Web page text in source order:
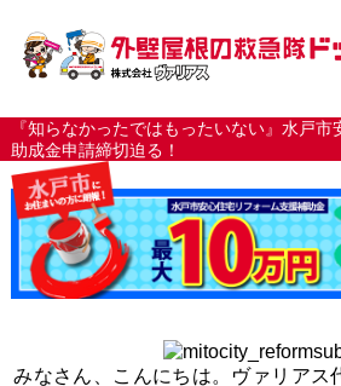
『知らなかったではもったいない』水戸
助成金申請締切迫る！
みなさん、こんにちは。ヴァリアス